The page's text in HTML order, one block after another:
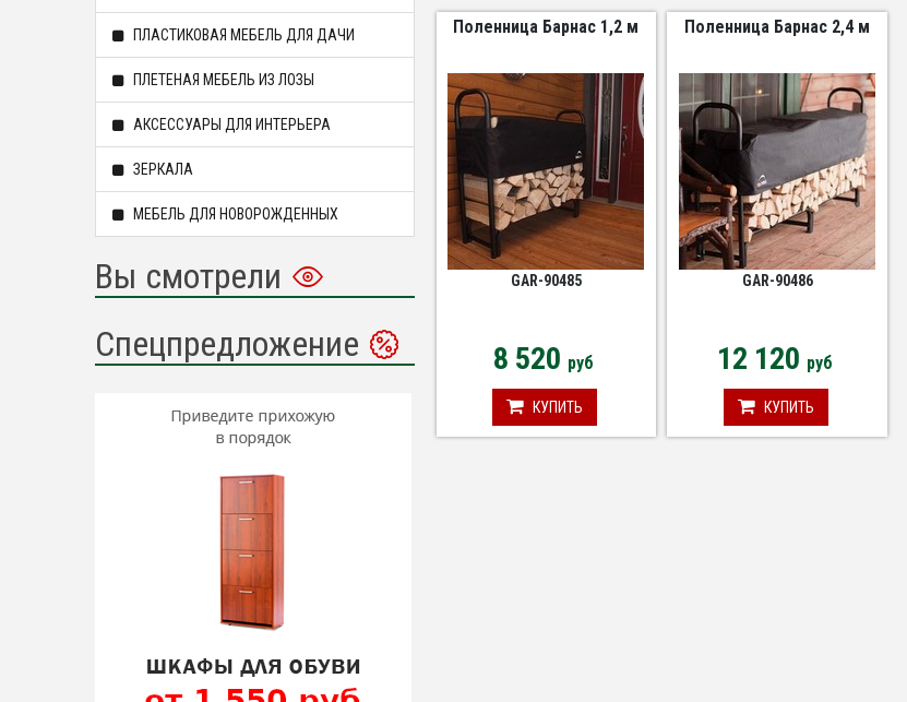
ПЛАСТИКОВАЯ МЕБЕЛЬ ДЛЯ ДАЧИ
ПЛЕТЕНАЯ МЕБЕЛЬ ИЗ ЛОЗЫ
АКСЕССУАРЫ ДЛЯ ИНТЕРЬЕРА
ЗЕРКАЛА
МЕБЕЛЬ ДЛЯ НОВОРОЖДЕННЫХ
Вы смотрели
Спецпредложение
Поленница Барнас 1,2 м
GAR-90485
8 520 руб
КУПИТЬ
Поленница Барнас 2,4 м
GAR-90486
12 120 руб
КУПИТЬ